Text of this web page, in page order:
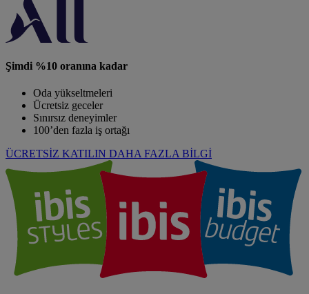
Şimdi %10 oranına kadar
Oda yükseltmeleri
Ücretsiz geceler
Sınırsız deneyimler
100’den fazla iş ortağı
ÜCRETSİZ KATILIN DAHA FAZLA BİLGİ